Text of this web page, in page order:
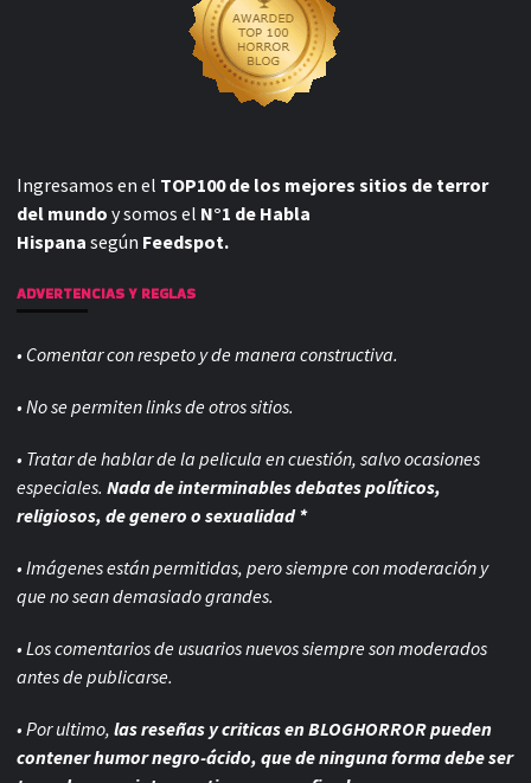
Ingresamos en el TOP100 de los mejores sitios de terror
del mundo y somos el N°1 de Habla
Hispana según Feedspot.
ADVERTENCIAS Y REGLAS
• Comentar con respeto y de manera constructiva.
• No se permiten links de otros sitios.
• Tratar de hablar de la pelicula en cuestión, salvo ocasiones
especiales. Nada de interminables debates políticos,
religiosos, de genero o sexualidad *
• Imágenes están permitidas, pero siempre conmoderación y
que no sean demasiado grandes.
• Los comentarios de usuarios nuevos siempre son moderados
antes de publicarse.
• Por ultimo, las reseñas y criticas en BLOGHORROR pueden
contener humor negro-ácido, que de ninguna forma debe ser